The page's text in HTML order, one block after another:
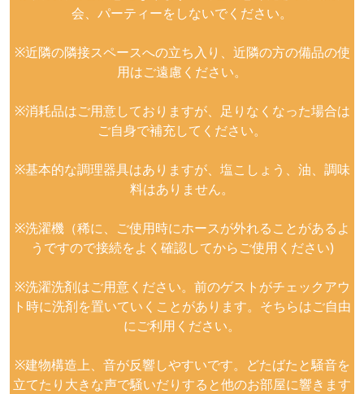
会、パーティーをしないでください。
※近隣の隣接スペースへの立ち入り、近隣の方の備品の使
用はご遠慮ください。
※消耗品はご用意しておりますが、足りなくなった場合は
ご自身で補充してください。
※基本的な調理器具はありますが、塩こしょう、油、調味
料はありません。
※洗濯機（稀に、ご使用時にホースが外れることがあるよ
うですので接続をよく確認してからご使用ください)
※洗濯洗剤はご用意ください。前のゲストがチェックアウ
ト時に洗剤を置いていくことがあります。そちらはご自由
にご利用ください。
※建物構造上、音が反響しやすいです。どたばたと騒音を
立てたり大きな声で騒いだりすると他のお部屋に響きます